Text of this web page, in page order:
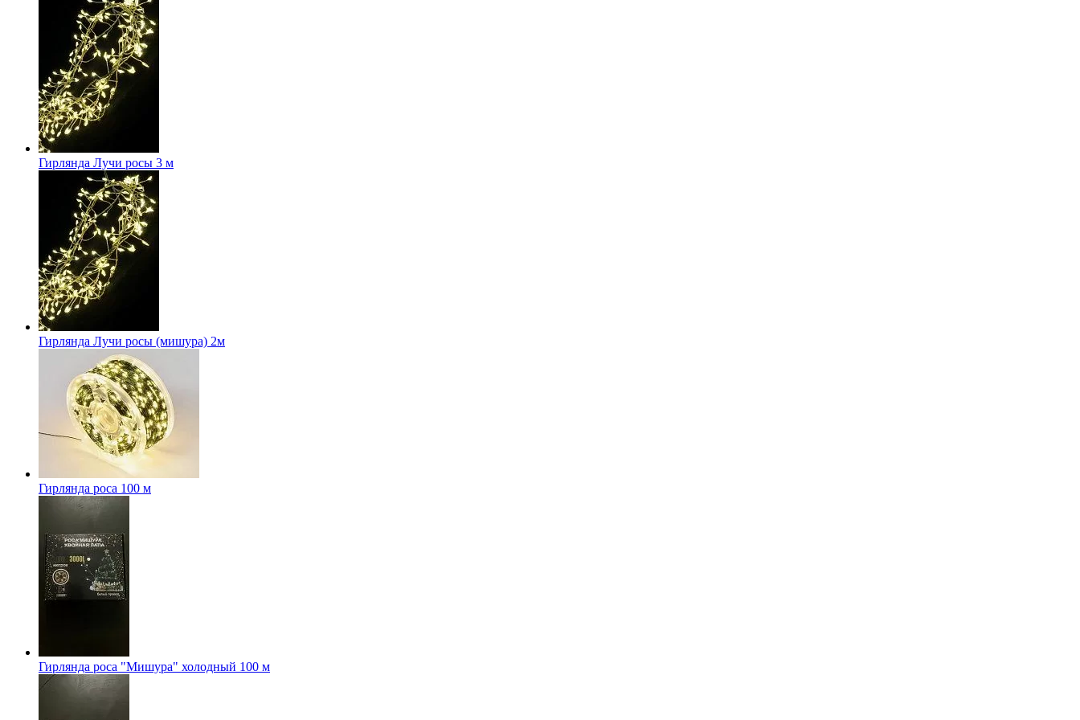
Гирлянда Лучи росы 3 м
Гирлянда Лучи росы (мишура) 2м
Гирлянда роса 100 м
Гирлянда роса "Мишура" холодный 100 м